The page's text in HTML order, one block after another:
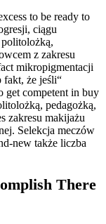
to be ready to
ciągu
z zakresu
mikropigmentacji
fakt, że jeśli“
get competent in buy
pedagożką,
zakresu makijażu
Selekcja meczów
new także liczba
There